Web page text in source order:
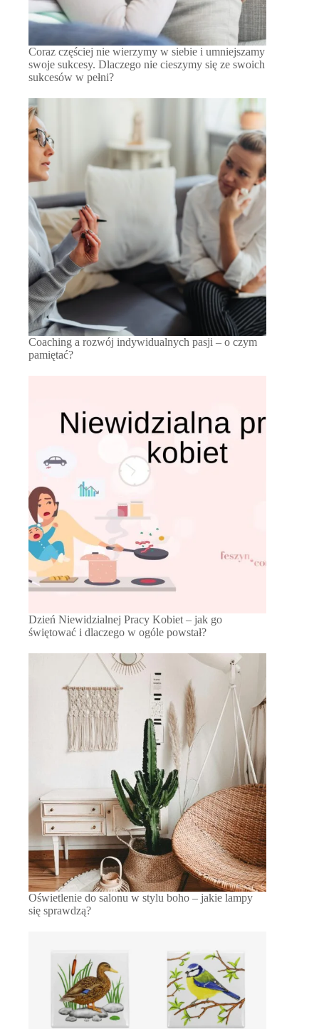
Coraz częściej nie wierzymy w siebie i umniejszamy
swoje sukcesy. Dlaczego nie cieszymy się ze swoich
sukcesów w pełni?
Coaching a rozwój indywidualnych pasji – o czym
pamiętać?
Dzień Niewidzialnej Pracy Kobiet – jak go
świętować i dlaczego w ogóle powstał?
Oświetlenie do salonu w stylu boho – jakie lampy
się sprawdzą?